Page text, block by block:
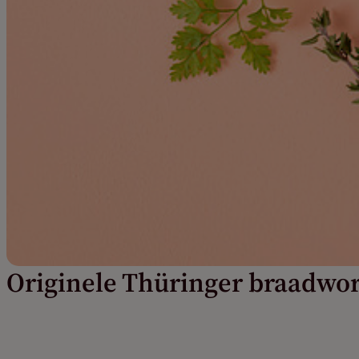
Originele Thüringer